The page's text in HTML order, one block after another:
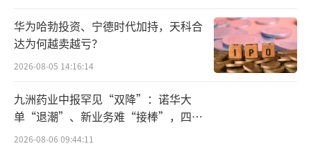
看，三花智控预计实现收入131.55亿元至144.0
8亿元，同比增长5%至15%，实现净利润14.64
亿元至16.04亿元，同比增长5%至15%。
因此，业内证券分析师认为，随着新能源
华为哈勃投资、宁德时代加持，天科合
达为何越卖越亏？
2026-08-05 14:16:14
九洲药业中报罕见“双降”：诺华大
单“退潮”、新业务难“接棒”，四大
难关待闯
2026-08-06 09:44:11